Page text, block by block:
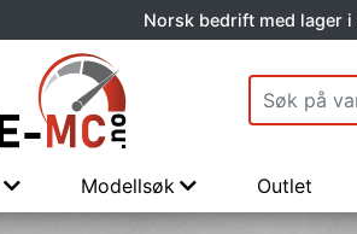
Norsk bedrift med lager
Modellsøk Outlet